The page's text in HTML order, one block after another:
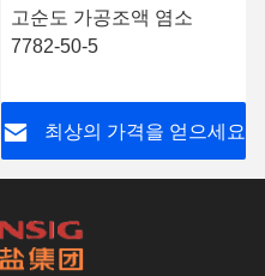
고순도 가공조액 염소
7782-50-5
최상의 가격을 얻으세요